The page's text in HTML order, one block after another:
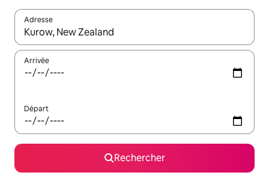
Adresse
Lorsque les résultats s'affichent, utilisez les flèches vers le
Arrivée
Départ
Rechercher